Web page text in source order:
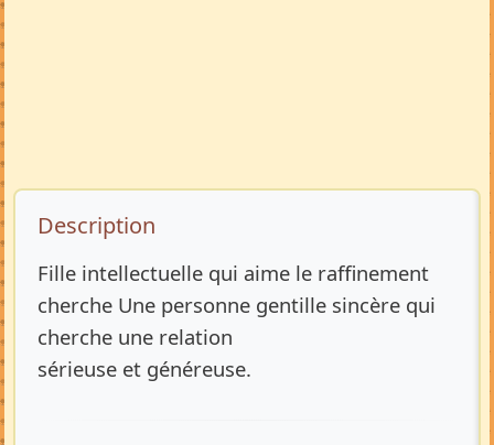
Description de l’annonce
Description
Fille intellectuelle qui aime le raffinement
cherche Une personne gentille sincère qui
cherche une relation
sérieuse et généreuse.